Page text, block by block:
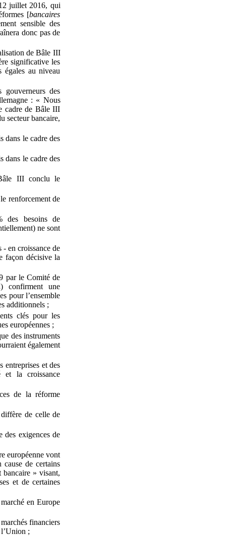
juillet 2016, qui
[bancaires
sensible des
donc pas de
de Bâle III
significative les
égales au niveau
des
: « Nous
cadre de Bâle III
secteur bancaire,
dans le cadre des
dans le cadre des
III conclu le
renforcement de
des besoins de
ne sont
‑en croissance de
façon décisive la
par le Comité de
confirment une
pour l’ensemble
additionnels ;
clés pour les
européennes ;
des instruments
également
entreprises et des
et la croissance
de la réforme
de celle de
des exigences de
européenne vont
cause de certains
bancaire » visant,
et de certaines
en Europe
financiers
;